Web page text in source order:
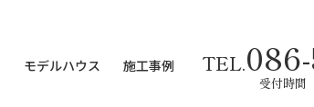
モデルハウス 施工事例 TEL.
受付時